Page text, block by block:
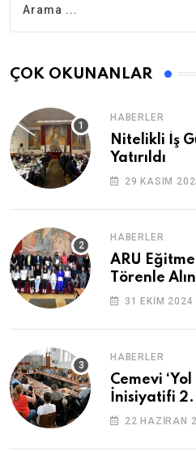
ÇOK OKUNANLAR
HABERLER
Nitelikli İş
Yatırıldı
29 KASIM
HABERLER
ARU
Törenle
31 EKIM 2024
HABERLER
Cemevi ‘Yol
İnisiyatifi 2.
22 HAZIRAN